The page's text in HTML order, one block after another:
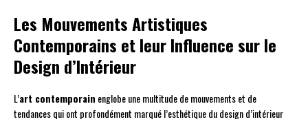
Les Mouvements Artistiques
Contemporains et leur Influence sur le
Design d’Intérieur
L’art contemporain englobe une multitude de mouvements et de
tendances qui ont profondément marqué l’esthétique du design d’intérieur